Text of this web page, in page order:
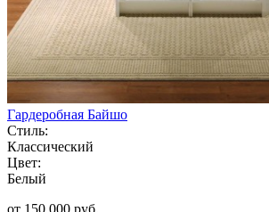
Гардеробная Байшо
Стиль:
Классический
Цвет:
Белый
от 150 000 руб.